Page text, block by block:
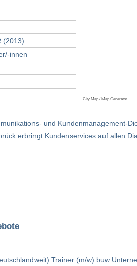
(2013)
innen
City Map / Map Generator
und Kundenmanagement-
erbringt Kundenservices auf allen
Trainer (m/w) buw